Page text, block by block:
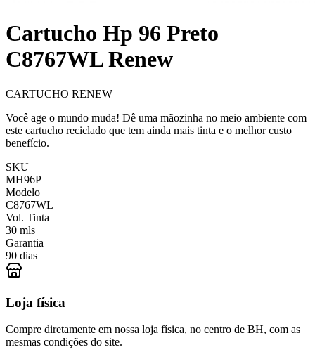
Cartucho Hp 96 Preto
C8767WL Renew
CARTUCHO RENEW
Você age o mundo muda! Dê uma mãozinha no meio ambiente com
este cartucho reciclado que tem ainda mais tinta e o melhor custo
benefício.
SKU
MH96P
Modelo
C8767WL
Vol. Tinta
30 mls
Garantia
90 dias
Loja física
Compre diretamente em nossa loja física, no centro de BH, com as
mesmas condições do site.